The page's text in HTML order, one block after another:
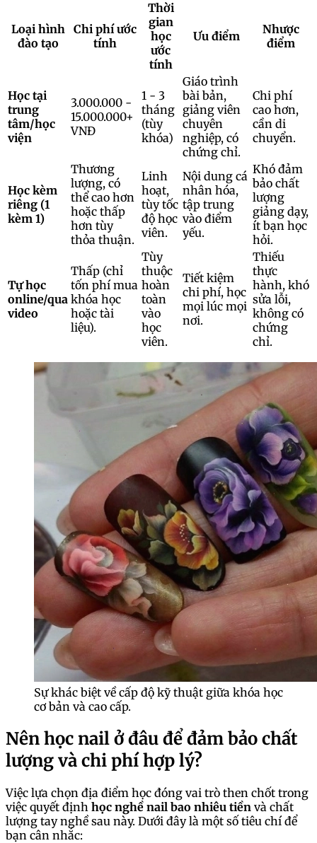
Loại hình
đào tạo
Chi phí ước
tính
Thời
gian
học
ước
tính
Ưu điểm
Nhược
điểm
Học tại
trung
tâm/học
viện
3.000.000 -
15.000.000+
VNĐ
1 - 3
tháng
(tùy
khóa)
Giáo trình
bài bản,
giảng viên
chuyên
nghiệp, có
chứng chỉ.
Chi phí
cao hơn,
cần di
chuyển.
Học kèm
riêng (1
kèm 1)
Thương
lượng, có
thể cao hơn
hoặc thấp
hơn tùy
thỏa thuận.
Linh
hoạt,
tùy tốc
độ học
viên.
Nội dung cá
nhân hóa,
tập trung
vào điểm
yếu.
Khó đảm
bảo chất
lượng
giảng dạy,
ít bạn học
hỏi.
Tự học
online/qua
video
Thấp (chỉ
tốn phí mua
khóa học
hoặc tài
liệu).
Tùy
thuộc
hoàn
toàn
vào
học
viên.
Tiết kiệm
chi phí, học
mọi lúc mọi
nơi.
Thiếu
thực
hành, khó
sửa lỗi,
không có
chứng
chỉ.
Sự khác biệt về cấp độ kỹ thuật giữa khóa học
cơ bản và cao cấp.
Nên học nail ở đâu để đảm bảo chất
lượng và chi phí hợp lý?
Việc lựa chọn địa điểm học đóng vai trò then chốt trong
việc quyết định học nghề nail bao nhiêu tiền và chất
lượng tay nghề sau này. Dưới đây là một số tiêu chí để
bạn cân nhắc: